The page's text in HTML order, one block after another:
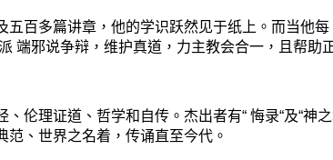
多篇讲章，他的学识跃然见于纸上。而当他
端邪说争辩，维护真道，力主教会合一，且帮助
理证道、哲学和自传。杰出者有“ 悔录“及“神
、世界之名着，传诵直至今代。